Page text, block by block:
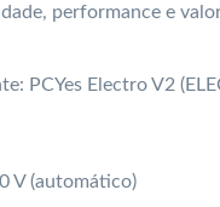
performance e
PCYes Electro V2
V (automático)